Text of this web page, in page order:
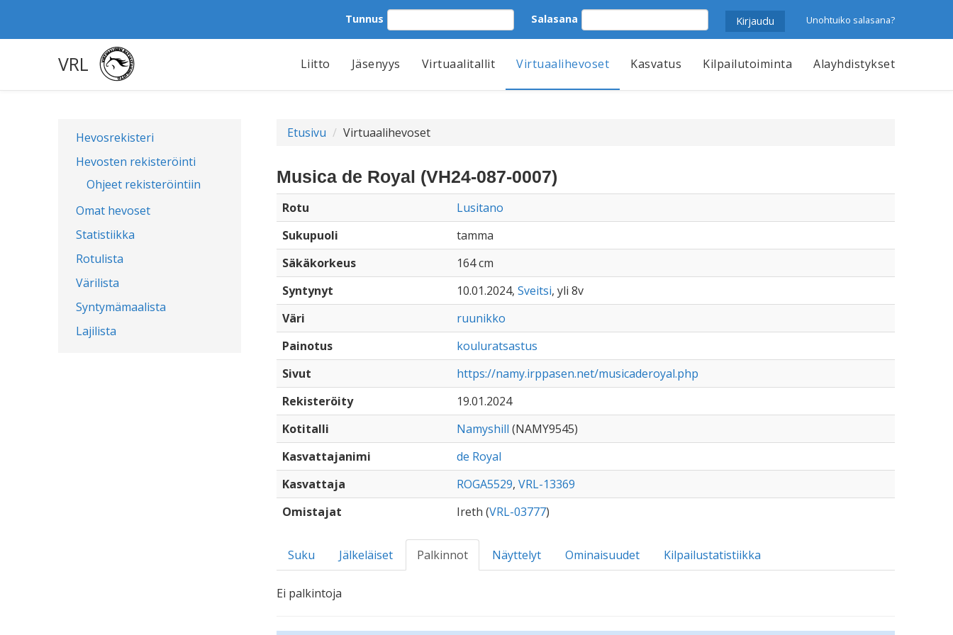
Tunnus Salasana Unohtuiko salasana?
VRL Liitto Jäsenyys Virtuaalitallit Virtuaalihevoset Kasvatus Kilpailutoiminta Alayhdistykset
Hevosrekisteri
Hevosten rekisteröinti
Ohjeet rekisteröintiin
Omat hevoset
Statistiikka
Rotulista
Värilista
Syntymämaalista
Lajilista
Etusivu Virtuaalihevoset
Musica de Royal (VH24-087-0007)
Rotu
Lusitano
Sukupuoli
tamma
Säkäkorkeus
164 cm
Syntynyt
10.01.2024, Sveitsi, yli 8v
Väri
ruunikko
Painotus
kouluratsastus
Sivut
https://namy.irppasen.net/musicaderoyal.php
Rekisteröity
19.01.2024
Kotitalli
Namyshill (NAMY9545)
Kasvattajanimi
de Royal
Kasvattaja
ROGA5529, VRL-13369
Omistajat
Ireth (VRL-03777)
Suku Jälkeläiset Palkinnot Näyttelyt Ominaisuudet Kilpailustatistiikka
Ei palkintoja